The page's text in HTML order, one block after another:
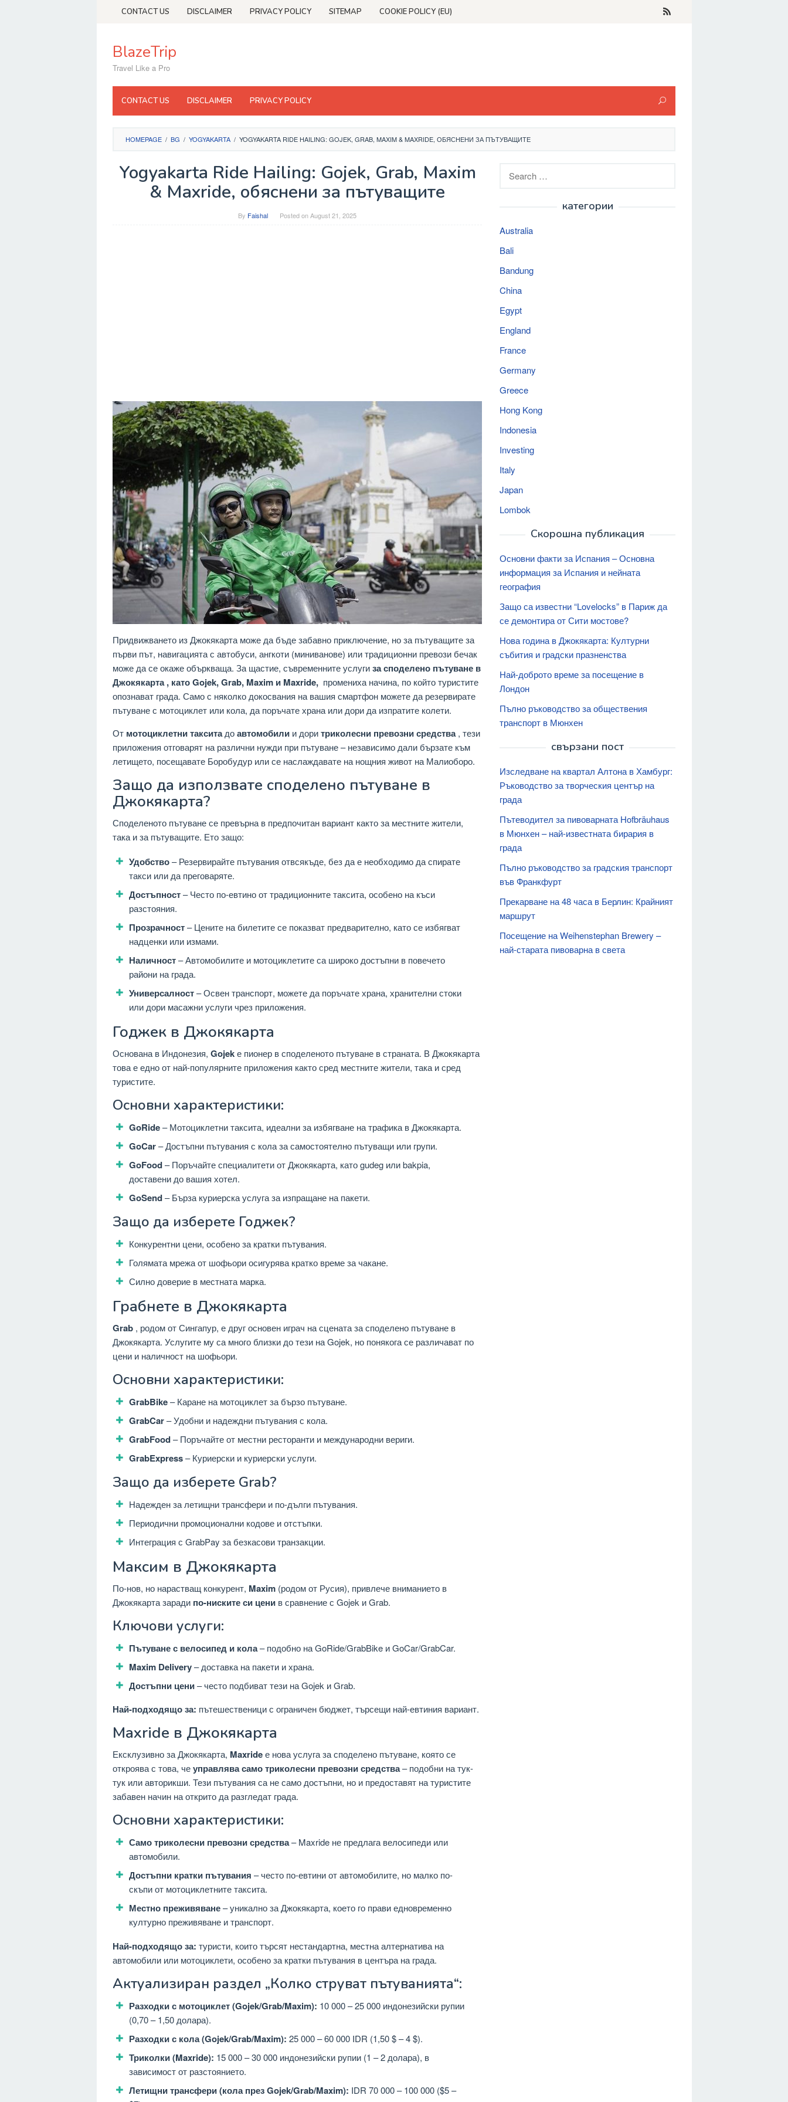
CONTACT US DISCLAIMER PRIVACY POLICY SITEMAP COOKIE POLICY (EU)
BlazeTrip
Travel Like a Pro
CONTACT US DISCLAIMER PRIVACY POLICY
HOMEPAGE / BG / YOGYAKARTA / YOGYAKARTA RIDE HAILING: GOJEK, GRAB, MAXIM & MAXRIDE, ОБЯСНЕНИ ЗА ПЪТУВАЩИТЕ
Yogyakarta Ride Hailing: Gojek, Grab, Maxim
& Maxride, обяснени за пътуващите
By Faishal Posted onAugust 21, 2025
Придвижването из Джокякарта може да бъде забавно приключение, но за пътуващите за
първи път, навигацията с автобуси, ангкоти (миниванове) или традиционни превози бечак
може да се окаже объркваща. За щастие, съвременнитеуслугиза споделено пътуване в
Джокякарта , катоGojek, Grab, Maxim и Maxride, промениха начина, по който туристите
опознават града. Само с няколко докосвания на вашия смартфон можете да резервирате
пътуване с мотоциклет или кола, да поръчате храна или дори да изпратите колети.
От мотоциклетни такситадоавтомобили и доритриколесни превозни средства, тези
приложения отговарят на различни нужди при пътуване – независимо дали бързате към
летището, посещавате Боробудур или се наслаждавате на нощния живот на Малиоборо.
Защо да използвате споделено пътуване в
Джокякарта?
Споделеното пътуване се превърна в предпочитан вариант както за местните жители,
така и за пътуващите. Ето защо:
Удобство– Резервирайте пътувания отвсякъде, без да е необходимо да спирате
такси или да преговаряте.
Достъпност– Често по-евтино от традиционните таксита, особено на къси
разстояния.
Прозрачност– Цените на билетите се показват предварително, като се избягват
надценки или измами.
Наличност– Автомобилите и мотоциклетите са широко достъпни в повечето
райони на града.
Универсалност– Освен транспорт, можете да поръчате храна, хранителни стоки
или дори масажни услуги чрез приложения.
Годжек в Джокякарта
Основана в Индонезия, Gojekе пионер в споделеното пътуване в страната. В Джокякарта
това е едно от най-популярните приложения както сред местните жители, така и сред
туристите.
Основни характеристики:
GoRide– Мотоциклетни таксита, идеални за избягване на трафика в Джокякарта.
GoCar– Достъпни пътувания с кола за самостоятелно пътуващи или групи.
GoFood– Поръчайте специалитети от Джокякарта, като gudeg или bakpia,
доставени до вашия хотел.
GoSend– Бърза куриерска услуга за изпращане на пакети.
Защо да изберете Годжек?
Конкурентни цени, особено за кратки пътувания.
Голямата мрежа от шофьори осигурява кратко време за чакане.
Силно доверие в местната марка.
Грабнете в Джокякарта
Grab , родом от Сингапур, е друг основен играч на сцената за споделено пътуване в
Джокякарта. Услугите му са много близки до тези на Gojek, но понякога се различават по
цени и наличност на шофьори.
Основни характеристики:
GrabBike– Каране на мотоциклет за бързо пътуване.
GrabCar– Удобни и надеждни пътувания с кола.
GrabFood– Поръчайте от местни ресторанти и международни вериги.
GrabExpress– Куриерски и куриерски услуги.
Защо да изберете Grab?
Надежден за летищни трансфери и по-дълги пътувания.
Периодични промоционални кодове и отстъпки.
Интеграция с GrabPay за безкасови транзакции.
Максим в Джокякарта
По-нов, но нарастващ конкурент, Maxim (родом от Русия), привлече вниманието в
Джокякарта заради по-ниските си цени в сравнение с Gojek и Grab.
Ключови услуги:
Пътуване с велосипед и кола– подобно на GoRide/GrabBike и GoCar/GrabCar.
Maxim Delivery– доставка на пакети и храна.
Достъпни цени– често подбиват тези на Gojek и Grab.
Най-подходящо за: пътешественици с ограничен бюджет, търсещи най-евтиния вариант.
Maxride в Джокякарта
Ексклузивно за Джокякарта, Maxrideе нова услуга за споделено пътуване, която се
откроява с това, чеуправлява само триколесни превозни средства– подобни на тук-
тук или авторикши. Тези пътувания са не само достъпни, но и предоставят на туристите
забавен начин на открито да разгледат града.
Основни характеристики:
Само триколесни превозни средства– Maxride не предлага велосипеди или
автомобили.
Достъпни кратки пътувания – често по-евтини от автомобилите, но малко по-
скъпи от мотоциклетните таксита.
Местно преживяване– уникално за Джокякарта, което го прави едновременно
културно преживяване и транспорт.
Най-подходящо за: туристи, които търсят нестандартна, местна алтернатива на
автомобили или мотоциклети, особено за кратки пътувания в центъра на града.
Актуализиран раздел „Колко струват пътуванията“:
Разходки с мотоциклет (Gojek/Grab/Maxim): 10 000 – 25 000 индонезийски рупии
(0,70 – 1,50 долара).
Разходки с кола (Gojek/Grab/Maxim): 25 000 – 60 000 IDR (1,50 $ – 4 $).
Триколки (Maxride): 15 000 – 30 000 индонезийски рупии (1 – 2 долара), в
зависимост от разстоянието.
Летищни трансфери (кола през Gojek/Grab/Maxim): IDR 70 000 – 100 000 ($5 –
категории
Australia
Bali
Bandung
China
Egypt
England
France
Germany
Greece
Hong Kong
Indonesia
Investing
Italy
Japan
Lombok
Скорошна публикация
Основни факти за Испания – Основна
информация за Испания и нейната
география
Защо са известни “Lovelocks” в Париж да
се демонтира от Сити мостове?
Нова година в Джокякарта: Културни
събития и градски празненства
Най-доброто време за посещение в
Лондон
Пълно ръководство за обществения
транспорт в Мюнхен
свързани пост
Изследване на квартал Алтона в Хамбург:
Ръководство за творческия център на
града
Пътеводител за пивоварната Hofbräuhaus
в Мюнхен – най-известната бирария в
града
Пълно ръководство за градския транспорт
във Франкфурт
Прекарване на 48 часа в Берлин: Крайният
маршрут
Посещение на Weihenstephan Brewery –
най-старата пивоварна в света